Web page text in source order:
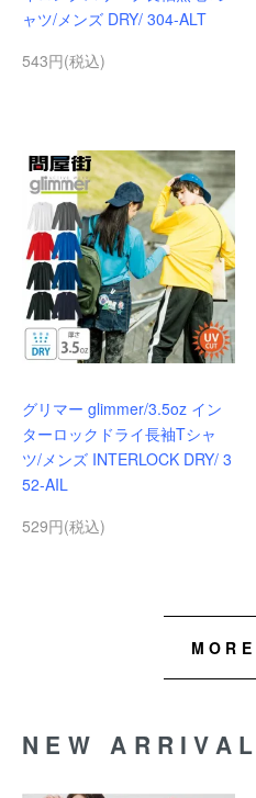
ャツ/メンズ DRY/ 304-ALT
543円(税込)
グリマー glimmer/3.5oz イン
ターロックドライ長袖Tシャ
ツ/メンズ INTERLOCK DRY/ 3
52-AIL
529円(税込)
MORE
NEW ARRIVAL